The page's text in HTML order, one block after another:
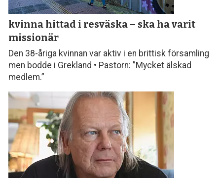
kvinna hittad i resväska – ska ha varit
missionär
Den 38-åriga kvinnan var aktiv i en brittisk församling
men bodde i Grekland • Pastorn: ”Mycket älskad
medlem.”